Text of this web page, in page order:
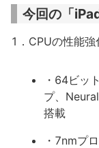
今回の「
1．CPUの性能強
・64ビッ
プ、
搭載
・7nmプ